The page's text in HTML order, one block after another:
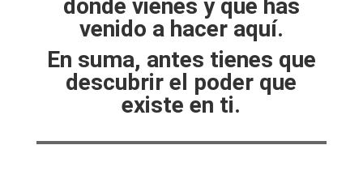
dónde vienes y qué has
venido a hacer aquí.
En suma, antes tienes que
descubrir el poder que
existe en ti.